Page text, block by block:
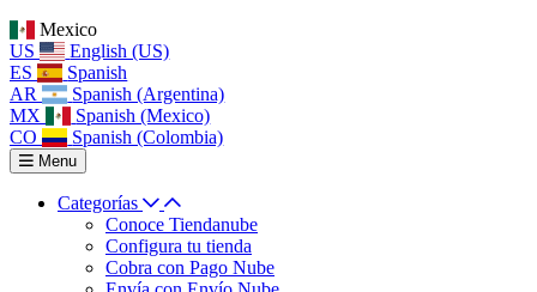
Mexico
US
English (US)
ES
Spanish
AR
Spanish (Argentina)
MX
Spanish (Mexico)
CO
Spanish (Colombia)
Menu
Categorías
Conoce Tiendanube
Configura tu tienda
Cobra con Pago Nube